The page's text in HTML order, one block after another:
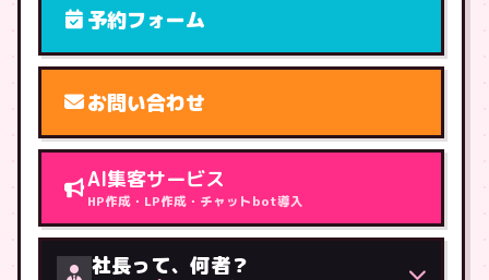
予約フォーム
お問い合わせ
AI集客サービス
HP作成・LP作成・チャットbot導入
社長って、何者？